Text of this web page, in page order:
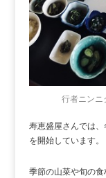
行者ニンニ
寿恵盛屋さんでは
を開始しています。
季節の山菜や旬の